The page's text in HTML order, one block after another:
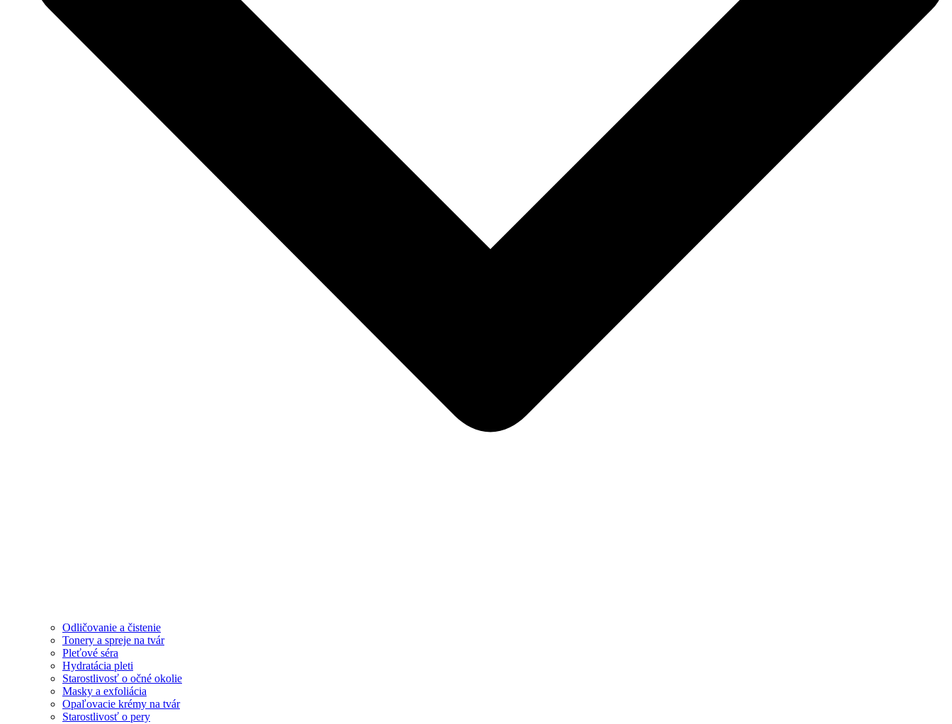
Odličovanie a čistenie
Tonery a spreje na tvár
Pleťové séra
Hydratácia pleti
Starostlivosť o očné okolie
Masky a exfoliácia
Opaľovacie krémy na tvár
Starostlivosť o pery